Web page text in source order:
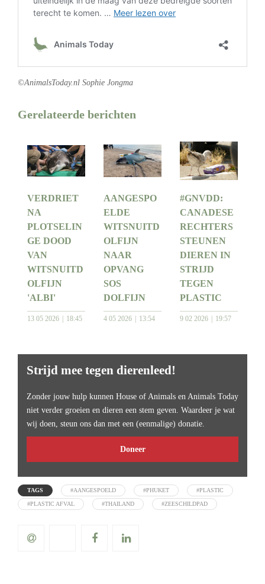
©AnimalsToday.nl Sophie Jongma
Gerelateerde berichten
VERDRIET
NA
PLOTSELIN
GE DOOD
VAN
WITSNUITD
OLFIJN
'ALBI'
13 05 2026 18:45
AANGESPO
ELDE
WITSNUITD
OLFIJN
NAAR
OPVANG
SOS
DOLFIJN
4 05 2026 13:54
#GNVDD:
CANADESE
RECHTERS
STEUNEN
DIEREN IN
STRIJD
TEGEN
PLASTIC
9 02 2026 19:57
Strijd mee tegen dierenleed!
Zonder jouw hulp kunnen House of Animals en Animals Today
niet verder groeien en dieren een stem geven. Waardeer je wat
wij doen, steun ons dan met een (eenmalige) donatie.
Doneer
TAGS #AANGESPOELD #PHUKET #PLASTIC
#PLASTIC AFVAL #THAILAND #ZEESCHILDPAD